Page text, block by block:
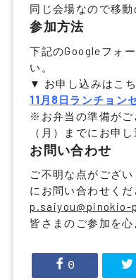
同じ会場なので移動
参加方法
下記のGoogleフォ
い。
▼ お申し込みはこ
11月8日ランチョン
※お弁当の準備がご
（月）までにお申し
お問い合わせ
ご不明な点がござ
にお問い合わせくだ
p.saiyou@pinokio-
皆さまのご参加を心
0